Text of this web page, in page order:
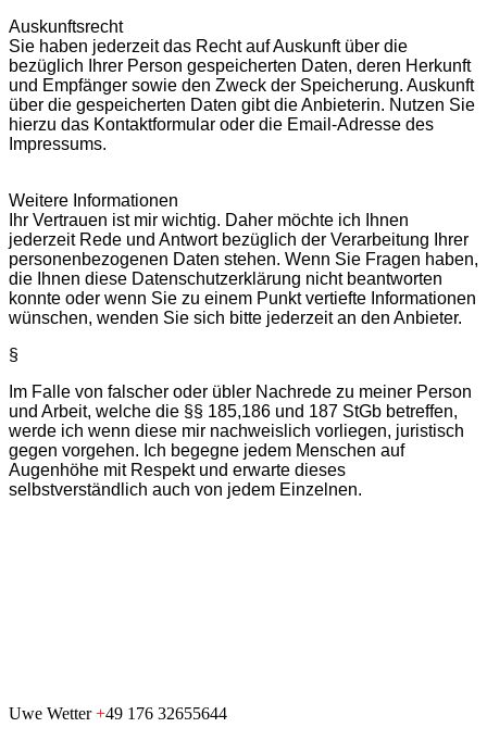
Auskunftsrecht
Sie haben jederzeit das Recht auf Auskunft über die
bezüglich Ihrer Person gespeicherten Daten, deren Herkunft
und Empfänger sowie den Zweck der Speicherung. Auskunft
über die gespeicherten Daten gibt die Anbieterin. Nutzen Sie
hierzu das Kontaktformular oder die Email-Adresse des
Impressums.
Weitere Informationen
Ihr Vertrauen ist mir wichtig. Daher möchte ich Ihnen
jederzeit Rede und Antwort bezüglich der Verarbeitung Ihrer
personenbezogenen Daten stehen. Wenn Sie Fragen haben,
die Ihnen diese Datenschutzerklärung nicht beantworten
konnte oder wenn Sie zu einem Punkt vertiefte Informationen
wünschen, wenden Sie sich bitte jederzeit an den Anbieter.
§
Im Falle von falscher oder übler Nachrede zu meiner Person
und Arbeit, welche die §§ 185,186 und 187 StGb betreffen,
werde ich wenn diese mir nachweislich vorliegen, juristisch
gegen vorgehen. Ich begegne jedem Menschen auf
Augenhöhe mit Respekt und erwarte dieses
selbstverständlich auch von jedem Einzelnen.
Uwe Wetter+49 176 32655644